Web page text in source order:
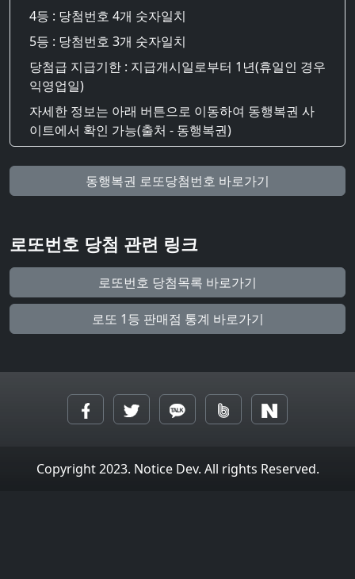
4등 : 당첨번호 4개 숫자일치
5등 : 당첨번호 3개 숫자일치
당첨급 지급기한 : 지급개시일로부터 1년(휴일인 경우
익영업일)
자세한 정보는 아래 버튼으로 이동하여 동행복권 사
이트에서 확인 가능(출처 - 동행복권)
동행복권 로또당첨번호 바로가기
로또번호 당첨 관련 링크
로또번호 당첨목록 바로가기
로또 1등 판매점 통계 바로가기
Copyright 2023. Notice Dev. All rights Reserved.